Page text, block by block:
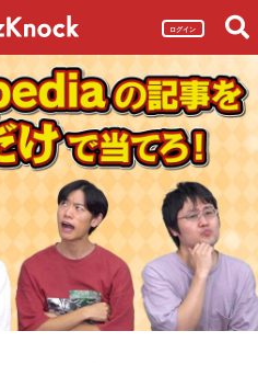
ログイン